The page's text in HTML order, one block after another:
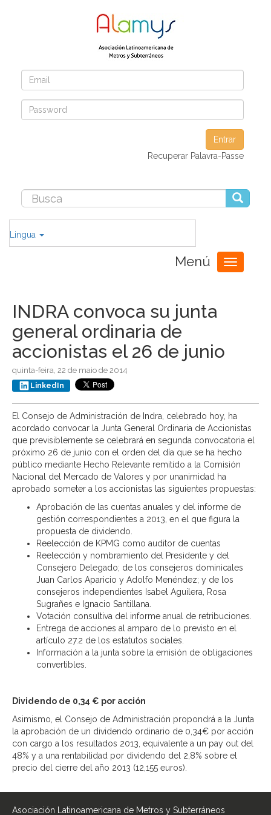
Entrar
Recuperar Palavra-Passe
Lingua
Menú
Toggle
navigation
INDRA convoca su junta
general ordinaria de
accionistas el 26 de junio
quinta-feira, 22 de maio de 2014
LinkedIn
El Consejo de Administración de Indra, celebrado hoy, ha
acordado convocar la Junta General Ordinaria de Accionistas
que previsiblemente se celebrará en segunda convocatoria el
próximo 26 de junio con el orden del día que se ha hecho
público mediante Hecho Relevante remitido a la Comisión
Nacional del Mercado de Valores y por unanimidad ha
aprobado someter a los accionistas las siguientes propuestas:
Aprobación de las cuentas anuales y del informe de
gestión correspondientes a 2013, en el que figura la
propuesta de dividendo.
Reelección de KPMG como auditor de cuentas
Reelección y nombramiento del Presidente y del
Consejero Delegado; de los consejeros dominicales
Juan Carlos Aparicio y Adolfo Menéndez; y de los
consejeros independientes Isabel Aguilera, Rosa
Sugrañes e Ignacio Santillana.
Votación consultiva del informe anual de retribuciones.
Entrega de acciones al amparo de lo previsto en el
artículo 27.2 de los estatutos sociales.
Información a la junta sobre la emisión de obligaciones
convertibles.
Dividendo de 0,34 € por acción
Asimismo, el Consejo de Administración propondrá a la Junta
la aprobación de un dividendo ordinario de 0,34€ por acción
con cargo a los resultados 2013, equivalente a un pay out del
48% y a una rentabilidad por dividendo del 2,8% sobre el
precio del cierre del año 2013 (12,155 euros).
Asociación Latinoamericana de Metros y Subterráneos